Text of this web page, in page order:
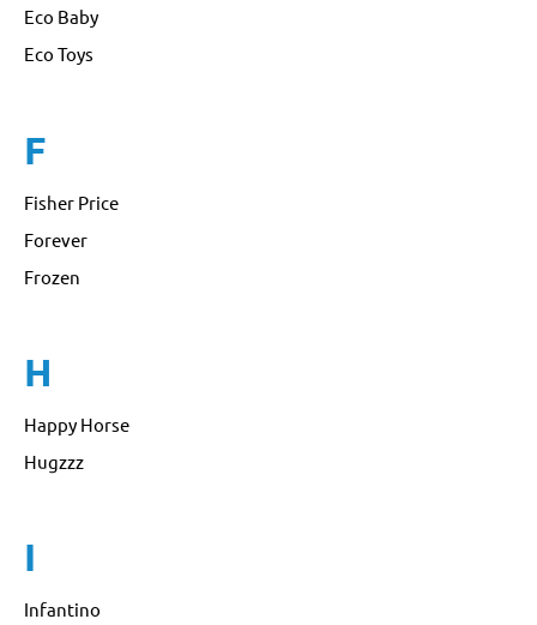
Eco Baby
Eco Toys
F
Fisher Price
Forever
Frozen
H
Happy Horse
Hugzzz
I
Infantino